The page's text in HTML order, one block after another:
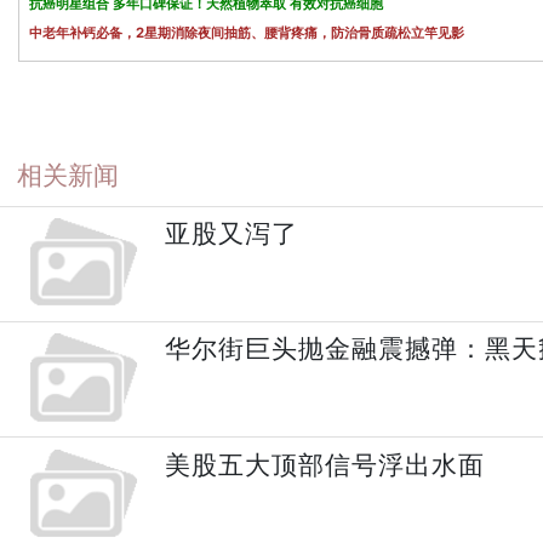
抗癌明星组合 多年口碑保证！天然植物萃取 有效对抗癌细胞
中老年补钙必备，2星期消除夜间抽筋、腰背疼痛，防治骨质疏松立竿见影
相关新闻
亚股又泻了
华尔街巨头抛金融震撼弹：黑
美股五大顶部信号浮出水面